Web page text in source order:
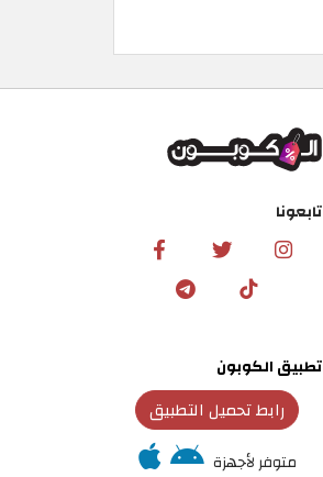
تابعونا
تطبيق الكوبون
رابط تحميل التطبيق
متوفر لأجهزة